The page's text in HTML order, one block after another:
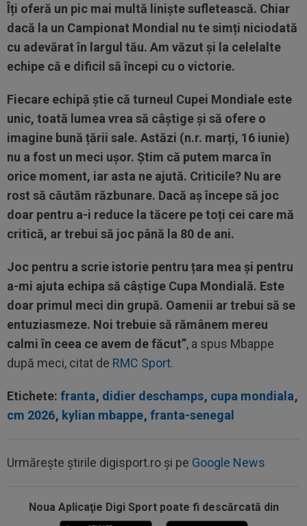
Îți oferă un pic mai multă liniște sufletească. Chiar
dacă la un Campionat Mondial nu te simți niciodată
cu adevărat în largul tău. Am văzut și la celelalte
echipe că e dificil să începi cu o victorie.
Fiecare echipă știe că turneul Cupei Mondiale este
unic, toată lumea vrea să câștige și să ofere o
imagine bună țării sale. Astăzi (n.r. marți, 16 iunie)
nu a fost un meci ușor. Știm că putem marca în
orice moment, iar asta ne ajută. Criticile? Nu are
rost să căutăm răzbunare. Dacă aș începe să joc
doar pentru a-i reduce la tăcere pe toți cei care mă
critică, ar trebui să joc până la 80 de ani.
Joc pentru a scrie istorie pentru țara mea și pentru
a-mi ajuta echipa să câștige Cupa Mondială. Este
doar primul meci din grupă. Oamenii ar trebui să se
entuziasmeze. Noi trebuie să rămânem mereu
calmi în ceea ce avem de făcut”, a spus Mbappe
după meci, citat de RMC Sport.
Etichete: franta, didier deschamps, cupa mondiala,
cm 2026, kylian mbappe, franta-senegal
Urmărește știrile digisport.ro și pe Google News
Noua Aplicaţie Digi Sport poate fi descărcată din
Primul jucător OUT de la CFR Cluj, după 0-5 cu